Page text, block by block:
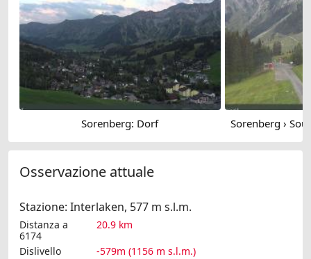
Sorenberg: Dorf
Osservazione attuale
Stazione: Interlaken, 577 m s.l.m.
Distanza a
6174
20.9 km
Dislivello
-579m (1156 m s.l.m.)